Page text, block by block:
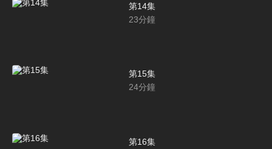
第14集
23分鐘
第15集
24分鐘
第16集